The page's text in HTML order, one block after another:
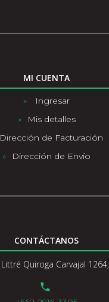
MI CUENTA
Ingresar
Mis detalles
Dirección de Facturación
Dirección de Envío
CONTÁCTANOS
Littré Quiroga Carvajal 1264,